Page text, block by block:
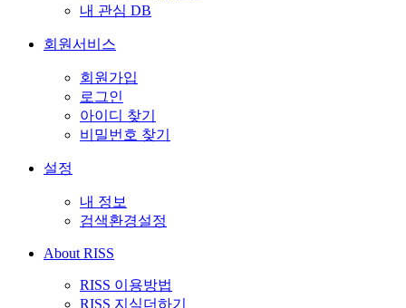
내 관심 DB
회원서비스
회원가입
로그인
아이디 찾기
비밀번호 찾기
설정
내 정보
검색환경설정
About RISS
RISS 이용방법
RISS 지식더하기